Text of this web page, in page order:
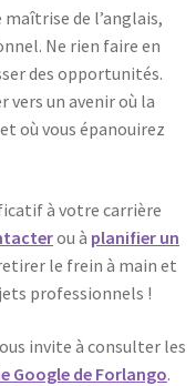
de l’anglais,
Ne rien faire en
des opportunités.
un avenir où la
où vous épanouirez
à votre carrière
ou à planifier un
le frein à main et
professionnels !
invite à consulter les
Google de Forlango.